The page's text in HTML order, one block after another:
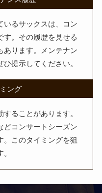
いるサックスは、コン
す。その履歴を見せる
あります。メンテナン
提示してください。
ング
ることがあります。
どコンサートシーズン
。このタイミングを狙